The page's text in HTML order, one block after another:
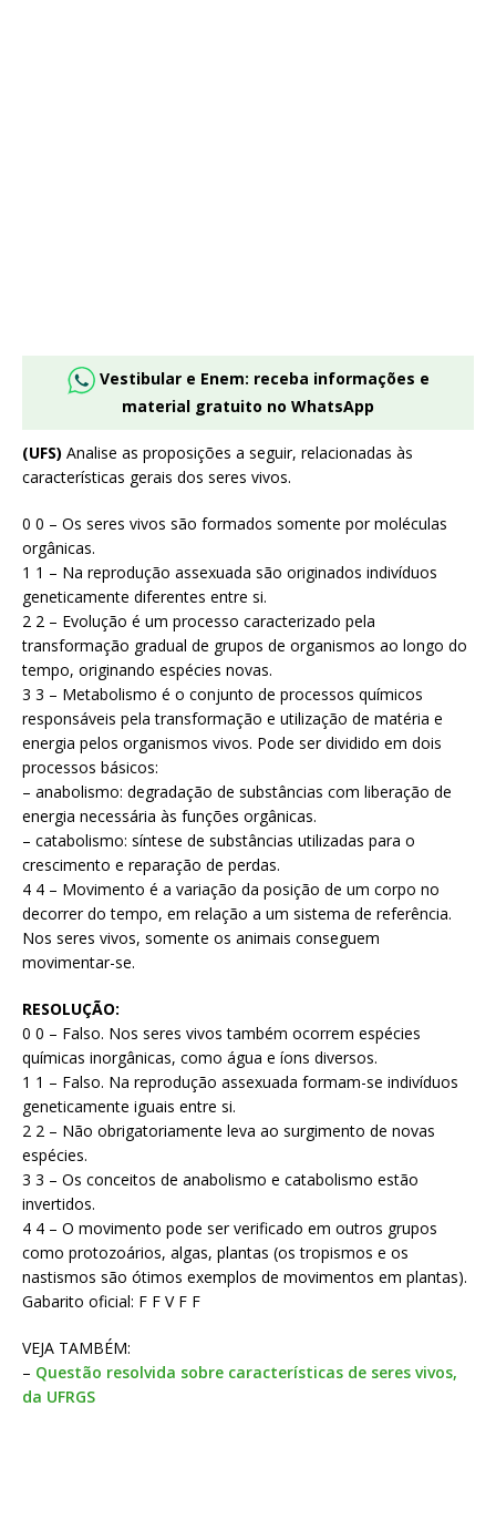
Vestibular e Enem: receba informações e
material gratuito no WhatsApp
(UFS) Analise as proposições a seguir, relacionadas às
características gerais dos seres vivos.
0 0 – Os seres vivos são formados somente por moléculas
orgânicas.
1 1 – Na reprodução assexuada são originados indivíduos
geneticamente diferentes entre si.
2 2 – Evolução é um processo caracterizado pela
transformação gradual de grupos de organismos ao longo do
tempo, originando espécies novas.
3 3 – Metabolismo é o conjunto de processos químicos
responsáveis pela transformação e utilização de matéria e
energia pelos organismos vivos. Pode ser dividido em dois
processos básicos:
– anabolismo: degradação de substâncias com liberação de
energia necessária às funções orgânicas.
– catabolismo: síntese de substâncias utilizadas para o
crescimento e reparação de perdas.
4 4 – Movimento é a variação da posição de um corpo no
decorrer do tempo, em relação a um sistema de referência.
Nos seres vivos, somente os animais conseguem
movimentar-se.
RESOLUÇÃO:
0 0 – Falso. Nos seres vivos também ocorrem espécies
químicas inorgânicas, como água e íons diversos.
1 1 – Falso. Na reprodução assexuada formam-se indivíduos
geneticamente iguais entre si.
2 2 – Não obrigatoriamente leva ao surgimento de novas
espécies.
3 3 – Os conceitos de anabolismo e catabolismo estão
invertidos.
4 4 – O movimento pode ser verificado em outros grupos
como protozoários, algas, plantas (os tropismos e os
nastismos são ótimos exemplos de movimentos em plantas).
Gabarito oficial: F F V F F
VEJA TAMBÉM:
– Questão resolvida sobre características de seres vivos,
da UFRGS